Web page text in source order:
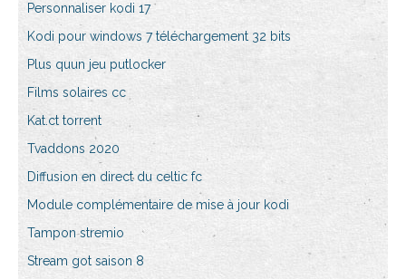
Personnaliser kodi 17
Kodi pour windows 7 téléchargement 32 bits
Plus quun jeu putlocker
Films solaires cc
Kat.ct torrent
Tvaddons 2020
Diffusion en direct du celtic fc
Module complémentaire de mise à jour kodi
Tampon stremio
Stream got saison 8